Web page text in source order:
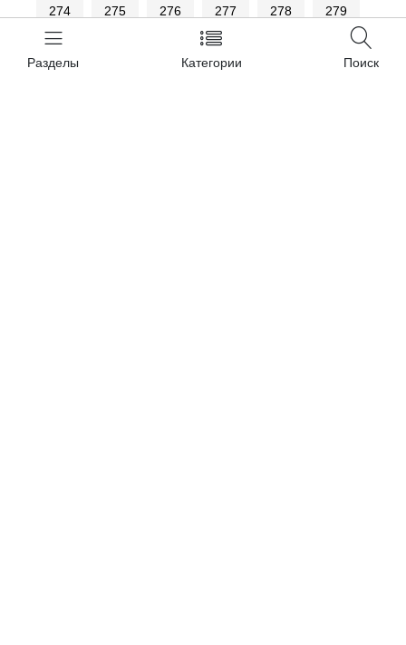
Разделы Категории Поиск
274 275 276 277 278 279
285